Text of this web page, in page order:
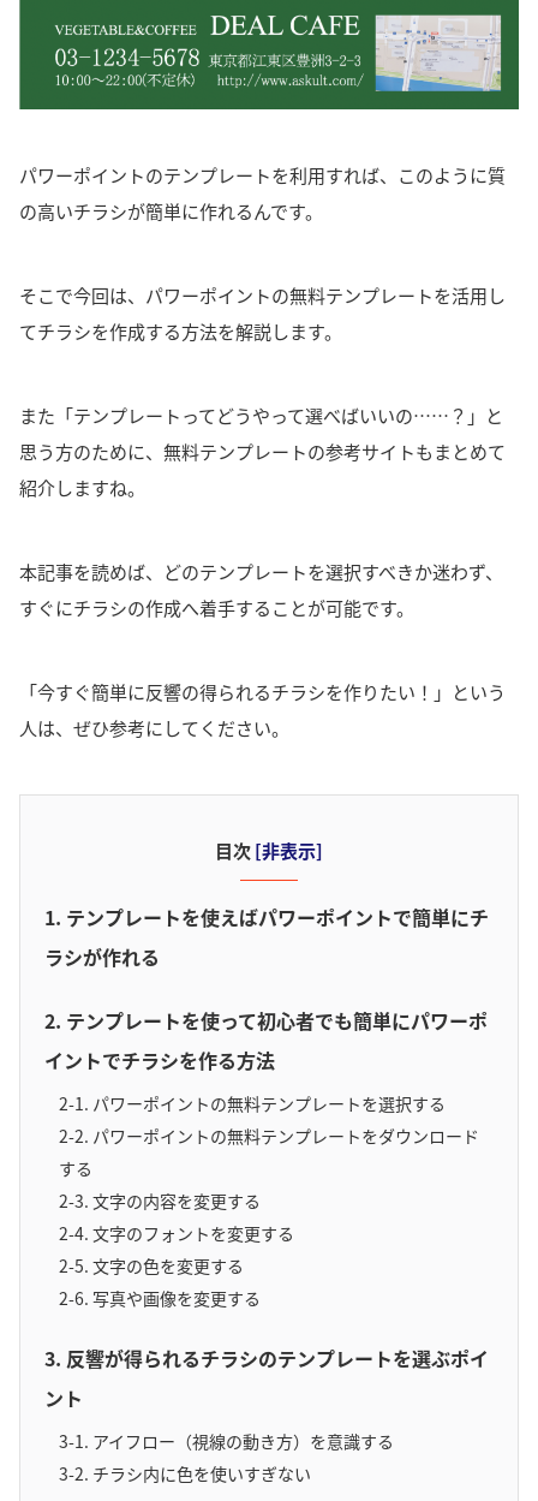
パワーポイントのテンプレートを利用すれば、このように質
の高いチラシが簡単に作れるんです。
そこで今回は、パワーポイントの無料テンプレートを活用し
てチラシを作成する方法を解説します。
また「テンプレートってどうやって選べばいいの……？」と
思う方のために、無料テンプレートの参考サイトもまとめて
紹介しますね。
本記事を読めば、どのテンプレートを選択すべきか迷わず、
すぐにチラシの作成へ着手することが可能です。
「今すぐ簡単に反響の得られるチラシを作りたい！」という
人は、ぜひ参考にしてください。
目次[非表示]
1. テンプレートを使えばパワーポイントで簡単にチ
ラシが作れる
2. テンプレートを使って初心者でも簡単にパワーポ
イントでチラシを作る方法
2-1. パワーポイントの無料テンプレートを選択する
2-2. パワーポイントの無料テンプレートをダウンロード
する
2-3. 文字の内容を変更する
2-4. 文字のフォントを変更する
2-5. 文字の色を変更する
2-6. 写真や画像を変更する
3. 反響が得られるチラシのテンプレートを選ぶポイ
ント
3-1. アイフロー（視線の動き方）を意識する
3-2. チラシ内に色を使いすぎない